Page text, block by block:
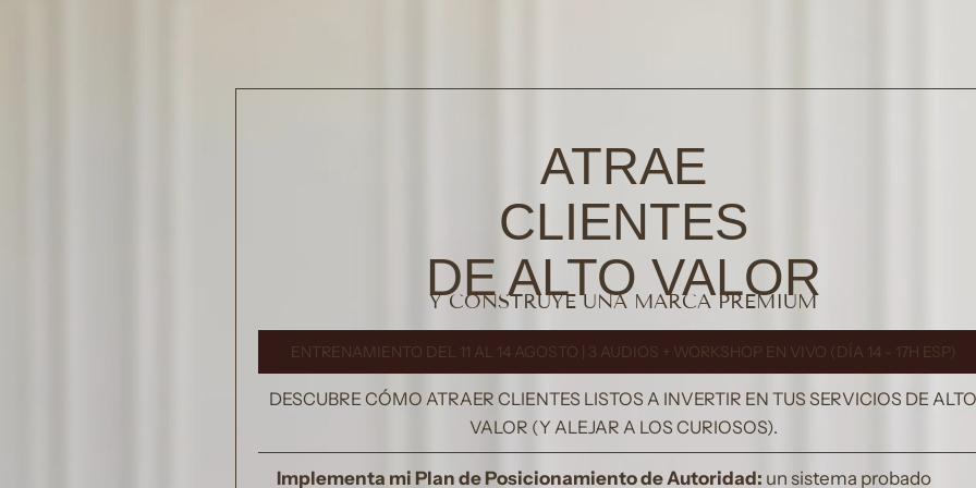
ATRAE
CLIENTES
DE ALTO VALOR
Y CONSTRUYE UNA MARCA PREMIUM
ENTRENAMIENTO DEL 11 AL 14 AGOSTO | 3 AUDIOS + WORKSHOP EN VIVO (DÍA 14 - 17H ESP)
DESCUBRE CÓMO ATRAER CLIENTES LISTOS A INVERTIR EN TUS SERVICIOS DE ALTO
VALOR (Y ALEJAR A LOS CURIOSOS).
Implementa mi Plan de Posicionamiento de Autoridad: un sistema probado